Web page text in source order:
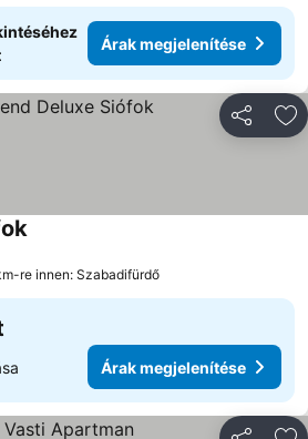
Árak megjelenítése
re innen: Szabadifürdő
Árak megjelenítése